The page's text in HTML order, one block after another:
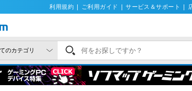
利用規約 ご利用ガイド サービス＆サポート